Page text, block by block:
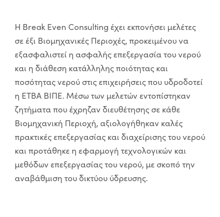
Η Break Even Consulting έχει εκπονήσει μελέτες
σε έξι Βιομηχανικές Περιοχές, προκειμένου να
εξασφαλιστεί η ασφαλής επεξεργασία του νερού
και η διάθεση κατάλληλης ποιότητας και
ποσότητας νερού στις επιχειρήσεις που υδροδοτεί
η ΕΤΒΑ ΒΙΠΕ. Μέσω των μελετών εντοπίστηκαν
ζητήματα που έχρηζαν διευθέτησης σε κάθε
Βιομηχανική Περιοχή, αξιολογήθηκαν καλές
πρακτικές επεξεργασίας και διαχείρισης του νερού
και προτάθηκε η εφαρμογή τεχνολογικών και
μεθόδων επεξεργασίας του νερού, με σκοπό την
αναβάθμιση του δικτύου ύδρευσης.